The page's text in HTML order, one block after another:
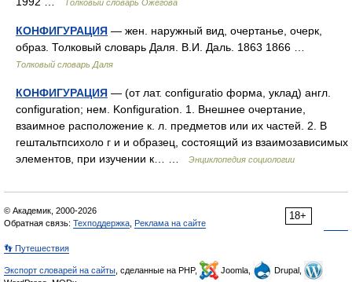
Толковый словарь Ожегова
КОНФИГУРАЦИЯ — жен. наружный вид, очертанье, очерк,
образ. Толковый словарь Даля. В.И. Даль. 1863 1866 …
Толковый словарь Даля
КОНФИГУРАЦИЯ — (от лат. configuratio форма, уклад) англ.
configuration; нем. Konfiguration. 1. Внешнее очертание,
взаимное расположение к. л. предметов или их частей. 2. В
гештальтпсихоло г и и образец, состоящий из взаимозависимых
элементов, при изучении к… …
Энциклопедия социологии
18+
© Академик, 2000-2026
Обратная связь: Техподдержка Реклама на сайте
👣 Путешествия
Экспорт словарей на сайты , сделанные на PHP, Joomla,
Drupal,